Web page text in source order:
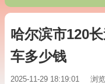
哈尔滨市120
车多少钱
2025-11-29 18:19:01 浏